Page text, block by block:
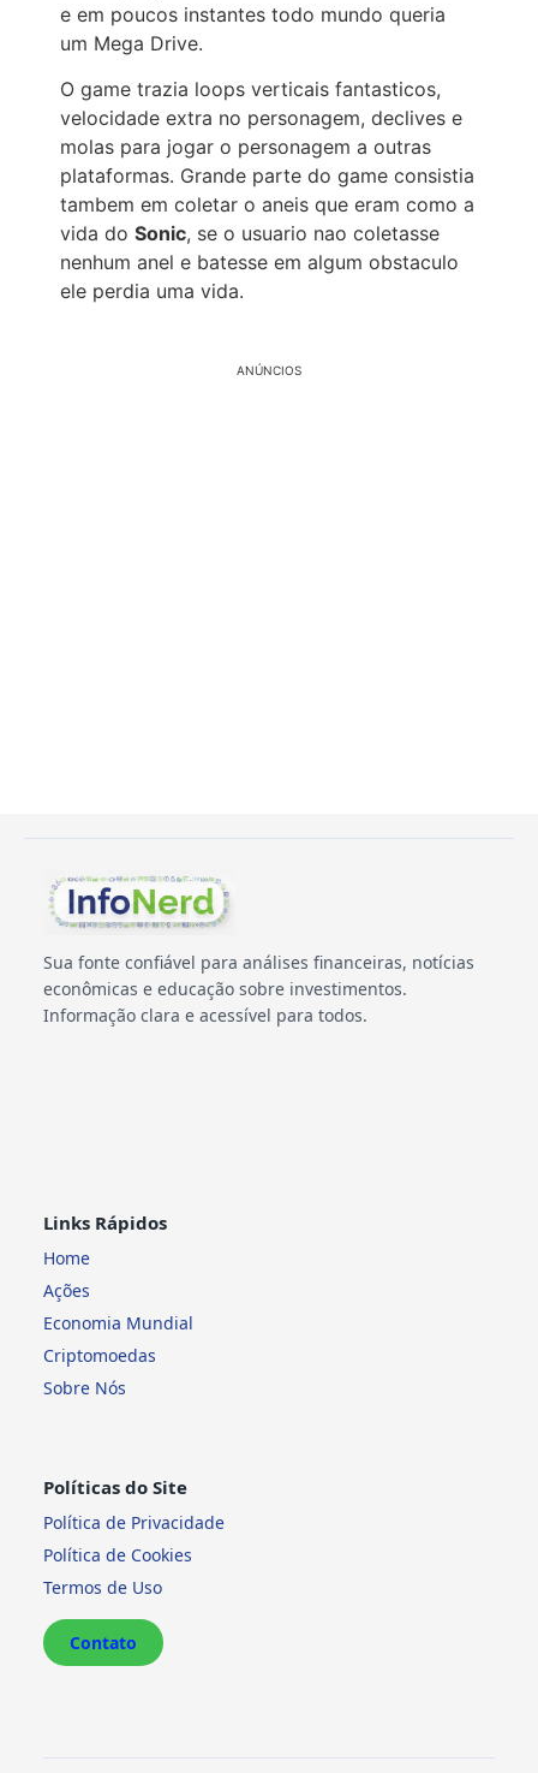
e em poucos instantes todo mundo queria
um Mega Drive.
O game trazia loops verticais fantasticos,
velocidade extra no personagem, declives e
molas para jogar o personagem a outras
plataformas. Grande parte do game consistia
tambem em coletar o aneis que eram como a
vida do Sonic, se o usuario nao coletasse
nenhum anel e batesse em algum obstaculo
ele perdia uma vida.
ANÚNCIOS
Sua fonte confiável para análises financeiras, notícias
econômicas e educação sobre investimentos.
Informação clara e acessível para todos.
Links Rápidos
Home
Ações
Economia Mundial
Criptomoedas
Sobre Nós
Políticas do Site
Política de Privacidade
Política de Cookies
Termos de Uso
Contato